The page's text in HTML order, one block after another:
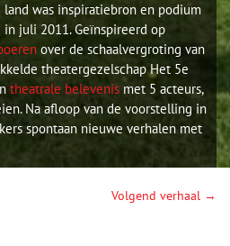
was inspiratiebron en podium
in juli 2011. Geïnspireerd op
over de schaalvergroting van
theatergezelschap Het 5e
theatrale belevenis met 5 acteurs,
Na afloop van de voorstelling in
spontaan nieuwe verhalen met
Volgend verhaal →